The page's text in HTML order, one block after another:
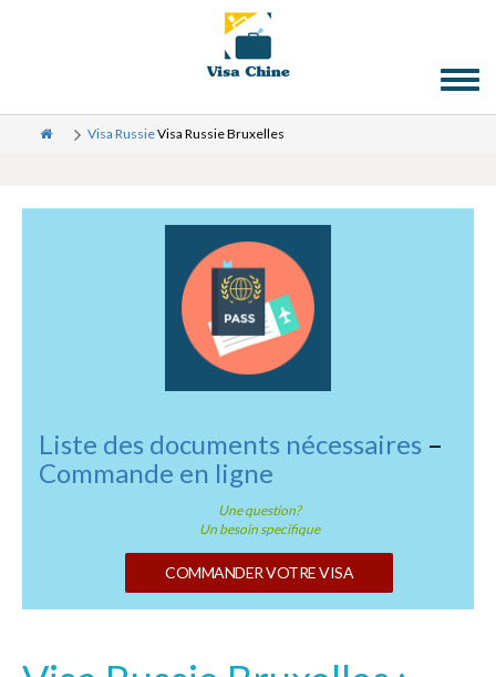
Visa RussieVisa Russie Bruxelles
Liste des documents nécessaires –
Commande en ligne
Une question?
Un besoin specifique
COMMANDER VOTRE VISA